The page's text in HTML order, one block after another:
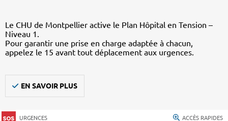
Le CHU de Montpellier active le Plan Hôpital en Tension –
Niveau 1.
Pour garantir une prise en charge adaptée à chacun,
appelez le 15 avant tout déplacement aux urgences.
EN SAVOIR PLUS
URGENCES ACCÈS RAPIDES